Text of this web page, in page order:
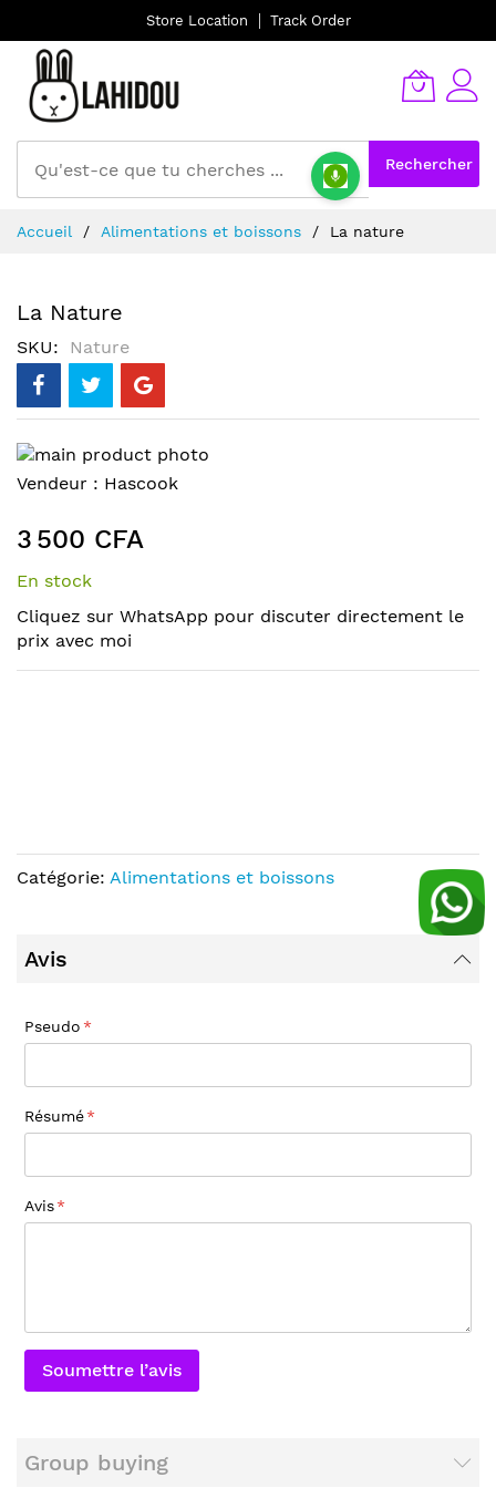
Store Location Track Order
Rechercher
au
Accueil Alimentations et boissons La nature
La Nature
SKU Nature
Skip
to
end
of
the
gallery
Skip
the
beginning
of
images
gallery
Vendeur : Hascook
3 500 CFA
En stock
Cliquez sur WhatsApp pour discuter directement le
prix avec moi
Catégorie: Alimentations et boissons
Avis
Pseudo
Résumé
Avis
Soumettre l’avis
Group buying